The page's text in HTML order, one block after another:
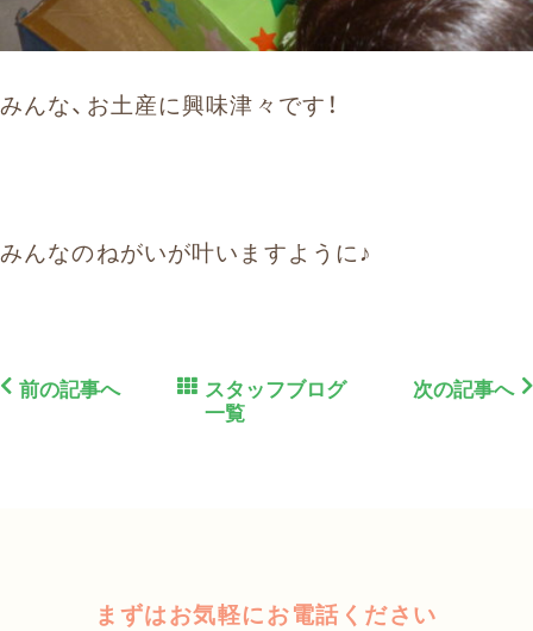
みんな、お土産に興味津々です！
みんなのねがいが叶いますように♪
前の記事へ
スタッフブログ
一覧
次の記事へ
まずはお気軽にお電話ください